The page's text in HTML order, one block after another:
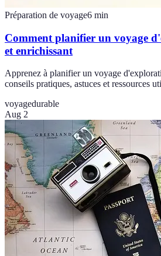
Préparation de voyage6 min
Comment planifier un voyage
et enrichissant
Apprenez à planifier un voyage
conseils pratiques, astuces et ressources
voyagedurable
Aug 2